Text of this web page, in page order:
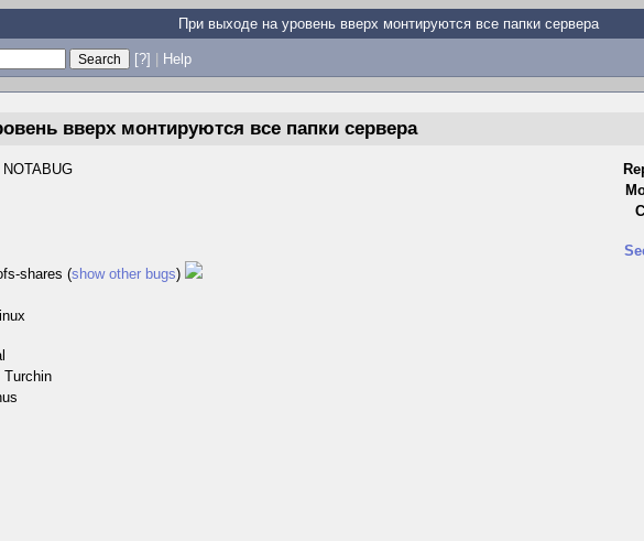
При выходе на уровень вверх монтируются все папки сервера
[?] | Help
вверх монтируются все папки сервера
shares (show other bugs)
Turchin